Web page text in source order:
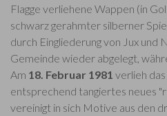
Flagge verliehene Wappen (in
schwarz gerahmter silberner
durch Eingliederung von Jux und
Gemeinde wieder abgelegt,
Am 18. Februar 1981 verlieh
entsprechend tangiertes neues
vereinigt in sich Motive aus den